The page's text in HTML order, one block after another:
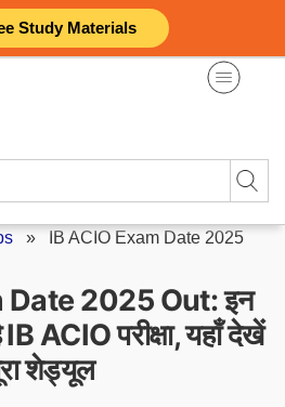
Study Materials
» IB ACIO Exam Date 2025
Date 2025 Out: इन
IB ACIO परीक्षा, यहाँ देखें
शेड्यूल